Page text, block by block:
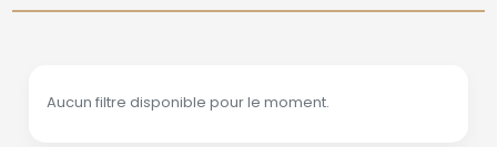
Aucun filtre disponible pour le moment.